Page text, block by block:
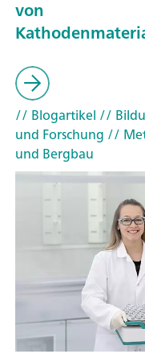
von
// Blogartikel //
und Forschung //
und Bergbau